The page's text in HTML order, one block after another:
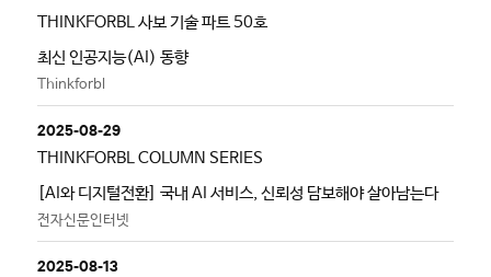
THINKFORBL 사보 기술 파트 50호
최신 인공지능(AI) 동향
Thinkforbl
2025-08-29
THINKFORBL COLUMN SERIES
[AI와 디지털전환] 국내 AI 서비스, 신뢰성 담보해야 살아남는다
전자신문인터넷
2025-08-13